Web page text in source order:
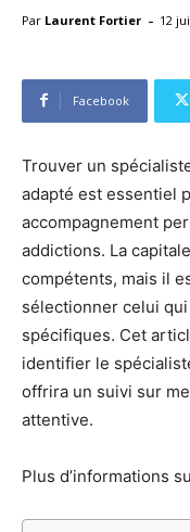
Par Laurent Fortier - 12
Facebook
Trouver un
adapté est essentiel
accompagnement
addictions. La
compétents, mais il
sélectionner celui
spécifiques. Cet
identifier le
offrira un suivi sur
attentive.
Plus d’informations